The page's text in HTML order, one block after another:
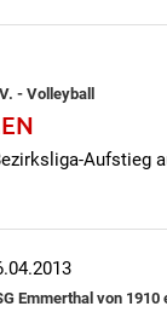
- Volleyball
Aufstieg
Emmerthal von 1910